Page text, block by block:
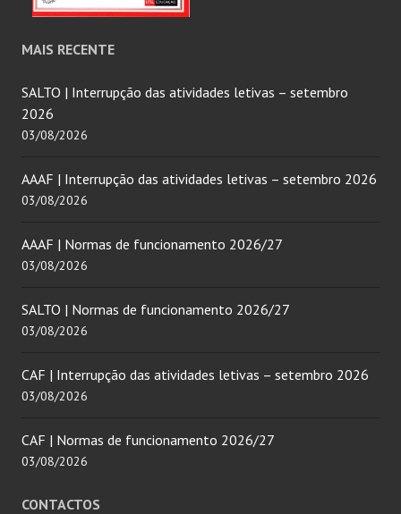
MAIS RECENTE
SALTO | Interrupção das atividades letivas – setembro
2026
03/08/2026
AAAF | Interrupção das atividades letivas – setembro 2026
03/08/2026
AAAF | Normas de funcionamento 2026/27
03/08/2026
SALTO | Normas de funcionamento 2026/27
03/08/2026
CAF | Interrupção das atividades letivas – setembro 2026
03/08/2026
CAF | Normas de funcionamento 2026/27
03/08/2026
CONTACTOS